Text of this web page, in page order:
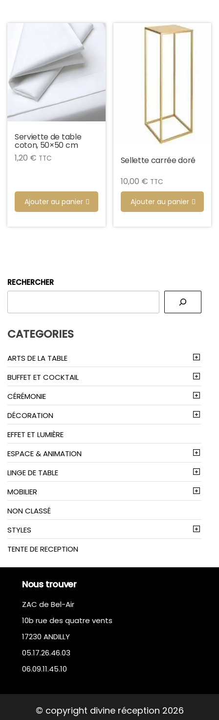
Serviette de table
coton, 50×50 cm
1,20 € TTC
Ajouter au panier
Sellette carrée doré
10,00 € TTC
Ajouter au panier
RECHERCHER
CATEGORIES
ARTS DE LA TABLE
BUFFET ET COCKTAIL
CÉRÉMONIE
DÉCORATION
EFFET ET LUMIÈRE
ESPACE & ANIMATION
LINGE DE TABLE
MOBILIER
NON CLASSÉ
STYLES
TENTE DE RECEPTION
Nous trouver
ZAC de Bel-Air
10b rue des quatre vents
17230 ANDILLY
05.17.26.46.03
06.09.11.45.10
© copyright divine réception 2026